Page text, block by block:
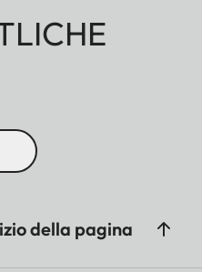
della pagina